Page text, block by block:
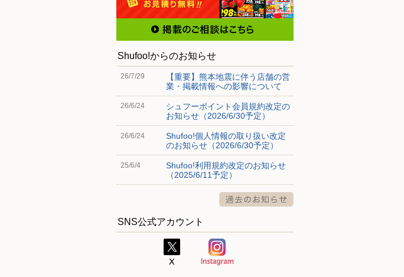
Shufoo!からのお知らせ
26/7/29
【重要】熊本地震に伴う店舗の営
業・掲載情報への影響について
26/6/24
シュフーポイント会員規約改定の
お知らせ（2026/6/30予定）
26/6/24
Shufoo!個人情報の取り扱い改定
のお知らせ（2026/6/30予定）
25/6/4
Shufoo!利用規約改定のお知らせ
（2025/6/11予定）
SNS公式アカウント